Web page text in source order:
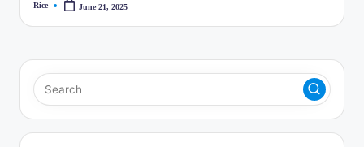
Posted
Rice June 21, 2025